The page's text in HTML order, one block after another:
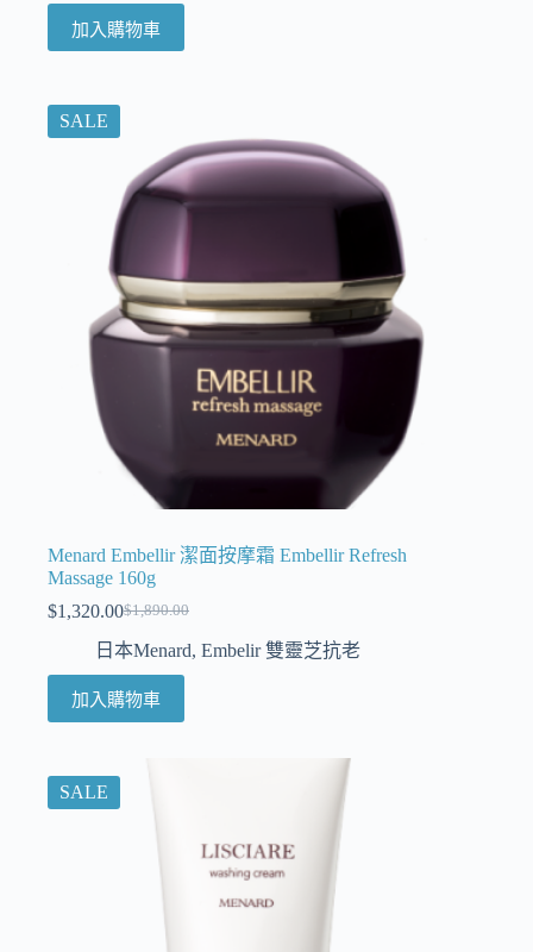
加入購物車
SALE
Menard Embellir 潔面按摩霜 Embellir Refresh
Massage 160g
$1,890.00
$1,320.00
日本Menard, Embelir 雙靈芝抗老
加入購物車
SALE